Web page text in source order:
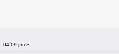
pm »